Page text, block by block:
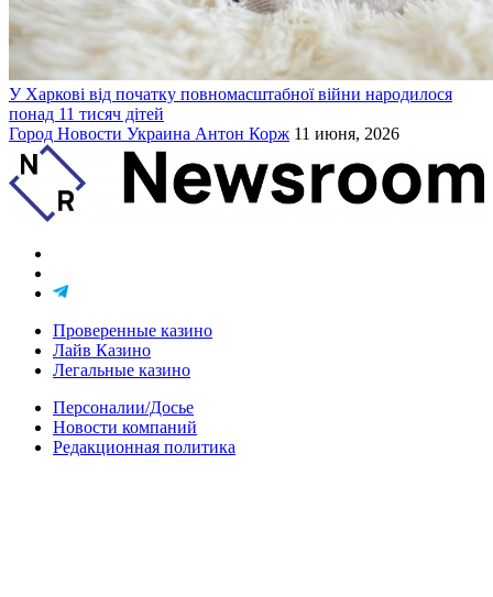
У Харкові від початку повномасштабної війни народилося
понад 11 тисяч дітей
Город Новости Украина Антон Корж 11 июня, 2026
Проверенные казино
Лайв Казино
Легальные казино
Персоналии/Досье
Новости компаний
Редакционная политика